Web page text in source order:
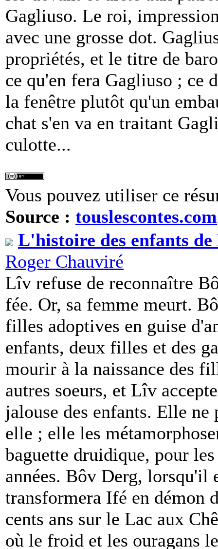
Gagliuso. Le roi,
avec une grosse dot.
propriétés, et le titre de
ce qu'en fera Gagliuso ; ce
la fenêtre plutôt qu'un
chat s'en va en traitant
culotte...
Vous pouvez utiliser ce
Source : touslescontes.com
L'histoire des enfants
Roger Chauviré
Lîv refuse de reconnaître
fée. Or, sa femme meurt.
filles adoptives en guise
enfants, deux filles et des
mourir à la naissance des
autres soeurs, et Lîv
jalouse des enfants. Elle
elle ; elle les
baguette druidique, pour
années. Bôv Derg, lorsqu'il
transformera Ifé en démon
cents ans sur le Lac aux
où le froid et les ouragans